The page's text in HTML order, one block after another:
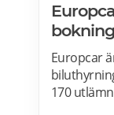
Europcar
170
bilar. Ta